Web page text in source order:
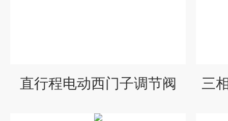
直行程电动西门子调节阀 三